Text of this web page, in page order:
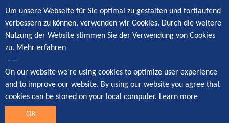
Um unsere Webseite für Sie optimal zu gestalten und fortlaufend
verbessern zu können, verwenden wir Cookies. Durch die weitere
Nutzung der Website stimmen Sie der Verwendung von Cookies
zu. Mehr erfahren
-----
On our website we're using cookies to optimize user experience
and to improve our website. By using our website you agree that
cookies can be stored on your local computer. Learn more
OK